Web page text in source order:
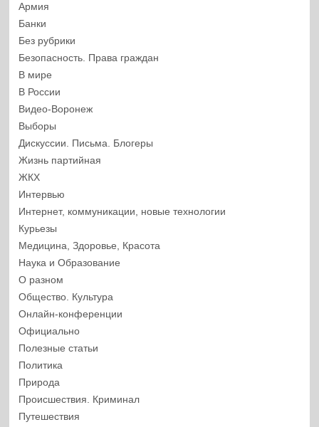
Армия
Банки
Без рубрики
Безопасность. Права граждан
В мире
В России
Видео-Воронеж
Выборы
Дискуссии. Письма. Блогеры
Жизнь партийная
ЖКХ
Интервью
Интернет, коммуникации, новые технологии
Курьезы
Медицина, Здоровье, Красота
Наука и Образование
О разном
Общество. Культура
Онлайн-конференции
Официально
Полезные статьи
Политика
Природа
Происшествия. Криминал
Путешествия